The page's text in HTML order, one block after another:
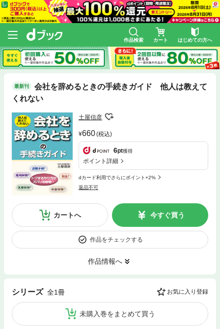
作品検索 カート はじめての方へ
最新刊
会社を辞めるときの手続きガイド 他人は教えて
くれない
土屋信彦
660(税込)
6pt獲得
ポイント詳細
dカード利用でさらにポイント+2%
返品不可
カートへ 今すぐ買う
作品をチェックする
作品情報へ
シリーズ 全1冊 お気に入り登録
未購入巻をまとめて買う